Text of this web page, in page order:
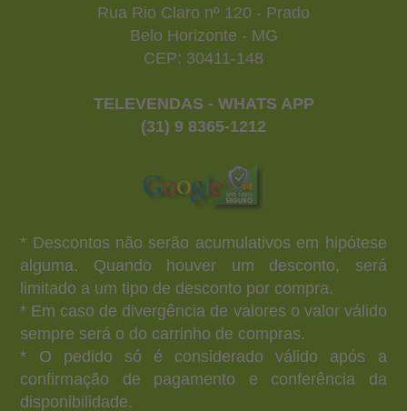
Rua Rio Claro nº 120 - Prado
Belo Horizonte - MG
CEP: 30411-148
TELEVENDAS - WHATS APP
(31) 9 8365-1212
* Descontos não serão acumulativos em hipótese
alguma. Quando houver um desconto, será
limitado a um tipo de desconto por compra.
* Em caso de divergência de valores o valor válido
sempre será o do carrinho de compras.
* O pedido só é considerado válido após a
confirmação de pagamento e conferência da
disponibilidade.